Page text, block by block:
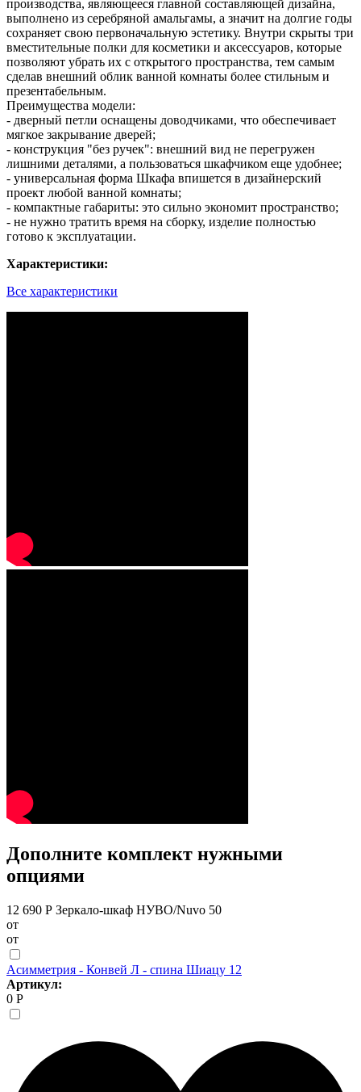
производства, являющееся главной составляющей дизайна,
выполнено из серебряной амальгамы, а значит на долгие годы
сохраняет свою первоначальную эстетику. Внутри скрыты три
вместительные полки для косметики и аксессуаров, которые
позволяют убрать их с открытого пространства, тем самым
сделав внешний облик ванной комнаты более стильным и
презентабельным.
Преимущества модели:
- дверный петли оснащены доводчиками, что обеспечивает
мягкое закрывание дверей;
- конструкция "без ручек": внешний вид не перегружен
лишними деталями, а пользоваться шкафчиком еще удобнее;
- универсальная форма Шкафа впишется в дизайнерский
проект любой ванной комнаты;
- компактные габариты: это сильно экономит пространство;
- не нужно тратить время на сборку, изделие полностью
готово к эксплуатации.
Характеристики:
Все характеристики
Дополните комплект нужными
опциями
12 690 Р Зеркало-шкаф НУВО/Nuvo 50
от
от
Асимметрия - Конвей Л - спина Шиацу 12
Артикул:
0 Р